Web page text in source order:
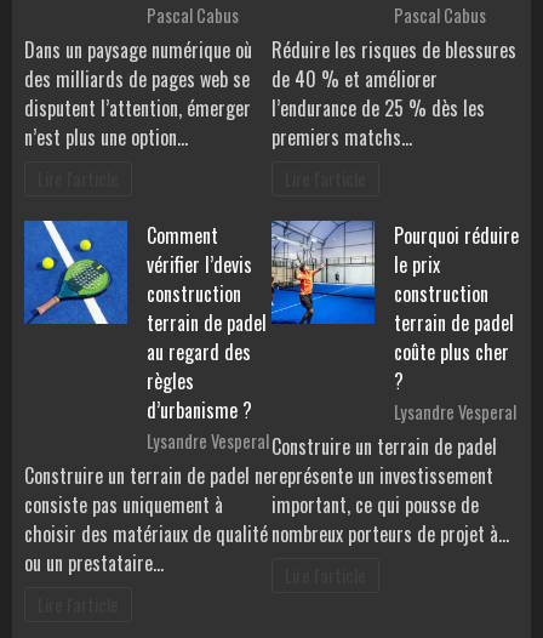
Pascal Cabus
Dans un paysage numérique où
des milliards de pages web se
disputent l’attention, émerger
n’est plus une option…
Pascal Cabus
Réduire les risques de blessures
de 40 % et améliorer
l’endurance de 25 % dès les
premiers matchs…
Comment
vérifier l’devis
construction
terrain de padel
au regard des
règles
d’urbanisme ?
Lysandre Vesperal
Construire un terrain de padel ne
consiste pas uniquement à
choisir des matériaux de qualité
ou un prestataire…
Pourquoi réduire
le prix
construction
terrain de padel
coûte plus cher
?
Lysandre Vesperal
Construire un terrain de padel
représente un investissement
important, ce qui pousse de
nombreux porteurs de projet à…